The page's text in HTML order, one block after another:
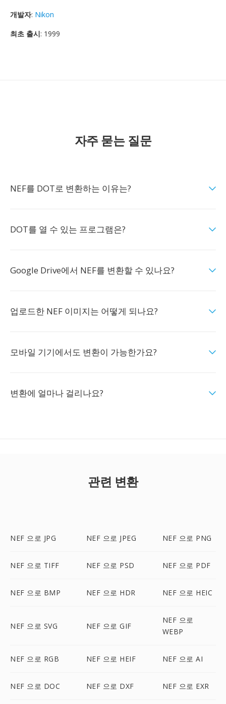
개발자: Nikon
최초 출시: 1999
자주 묻는 질문
NEF를 DOT로 변환하는 이유는?
DOT를 열 수 있는 프로그램은?
Google Drive에서 NEF를 변환할 수 있나요?
업로드한 NEF 이미지는 어떻게 되나요?
모바일 기기에서도 변환이 가능한가요?
변환에 얼마나 걸리나요?
관련 변환
NEF 으로 JPG NEF 으로 JPEG NEF 으로 PNG
NEF 으로 TIFF NEF 으로 PSD NEF 으로 PDF
NEF 으로 BMP NEF 으로 HDR NEF 으로 HEIC
NEF 으로 SVG NEF 으로 GIF
NEF 으로
WEBP
NEF 으로 RGB NEF 으로 HEIF NEF 으로 AI
NEF 으로 DOC NEF 으로 DXF NEF 으로 EXR